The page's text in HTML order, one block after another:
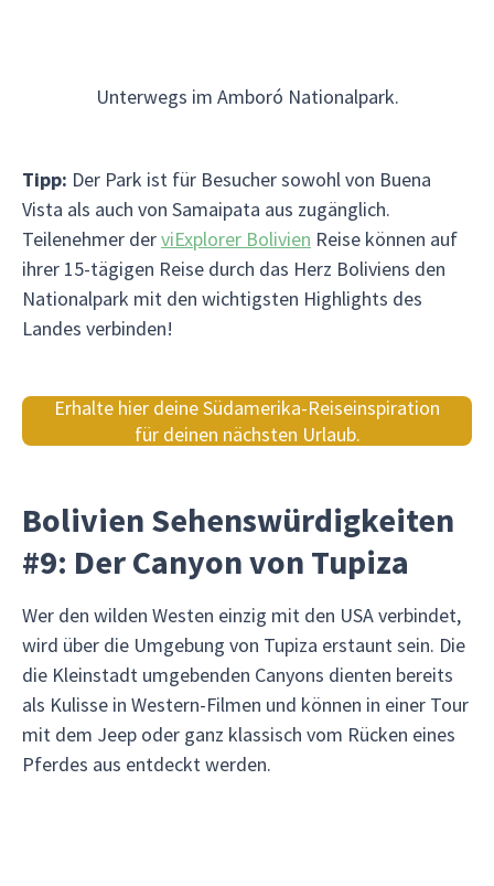
Unterwegs im Amboró Nationalpark.
Tipp: Der Park ist für Besucher sowohl von Buena
Vista als auch von Samaipata aus zugänglich.
Teilenehmer derviExplorer Bolivien Reise können auf
ihrer 15-tägigen Reise durch das Herz Boliviens den
Nationalpark mit den wichtigsten Highlights des
Landes verbinden!
Erhalte hier deine Südamerika-Reiseinspiration
für deinen nächsten Urlaub.
Bolivien Sehenswürdigkeiten
#9: Der Canyon von Tupiza
Wer den wilden Westen einzig mit den USA verbindet,
wird über die Umgebung von Tupiza erstaunt sein. Die
die Kleinstadt umgebenden Canyons dienten bereits
als Kulisse in Western-Filmen und können in einer Tour
mit dem Jeep oder ganz klassisch vom Rücken eines
Pferdes aus entdeckt werden.